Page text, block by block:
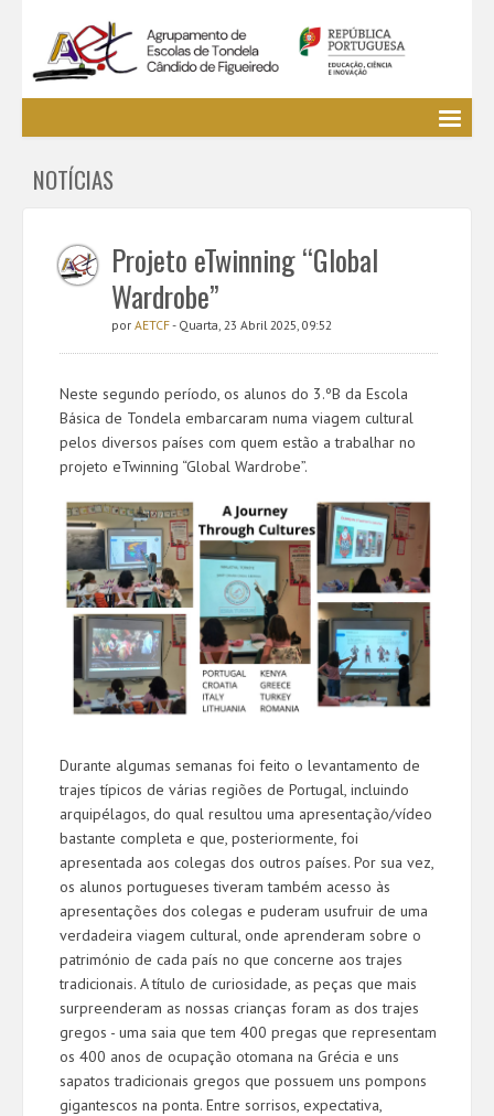
EE / Alunos
Cursos Profissionais
Bibliotecas
Media AETCF
Legislação
NOTÍCIAS
Projeto eTwinning “Global
Wardrobe”
por AETCF- Quarta, 23 Abril 2025, 09:52
Neste segundo período, os alunos do 3.ºB da Escola
Básica de Tondela embarcaram numa viagem cultural
pelos diversos países com quem estão a trabalhar no
projeto eTwinning “Global Wardrobe”.
Durante algumas semanas foi feito o levantamento de
trajes típicos de várias regiões de Portugal, incluindo
arquipélagos, do qual resultou uma apresentação/vídeo
bastante completa e que, posteriormente, foi
apresentada aos colegas dos outros países. Por sua vez,
os alunos portugueses tiveram também acesso às
apresentações dos colegas e puderam usufruir de uma
verdadeira viagem cultural, onde aprenderam sobre o
património de cada país no que concerne aos trajes
tradicionais. A título de curiosidade, as peças que mais
surpreenderam as nossas crianças foram as dos trajes
gregos - uma saia que tem 400 pregas que representam
os 400 anos de ocupação otomana na Grécia e uns
sapatos tradicionais gregos que possuem uns pompons
gigantescos na ponta. Entre sorrisos, expectativa,